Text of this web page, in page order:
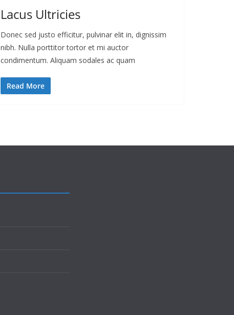
Lacus Ultricies
Donec sed justo efficitur, pulvinar elit in, dignissim
nibh. Nulla porttitor tortor et mi auctor
condimentum. Aliquam sodales ac quam
Read More